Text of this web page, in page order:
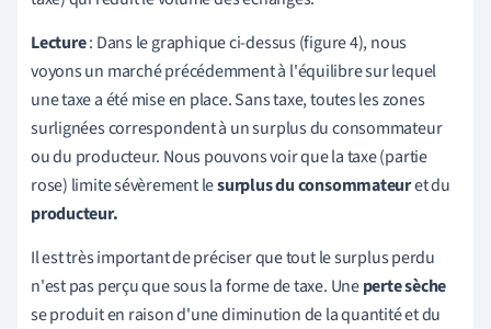
Lecture: Dans le graphique ci-dessus (figure 4), nous
voyons un marché précédemment à l'équilibre sur lequel
une taxe a été mise en place. Sans taxe, toutes les zones
surlignées correspondent à un surplus du consommateur
ou du producteur. Nous pouvons voir que la taxe (partie
rose) limite sévèrement lesurplus du consommateuret du
producteur.
Il est très important de préciser que tout le surplus perdu
n'est pas perçu que sous la forme de taxe. Uneperte sèche
se produit en raison d'une diminution de la quantité et du